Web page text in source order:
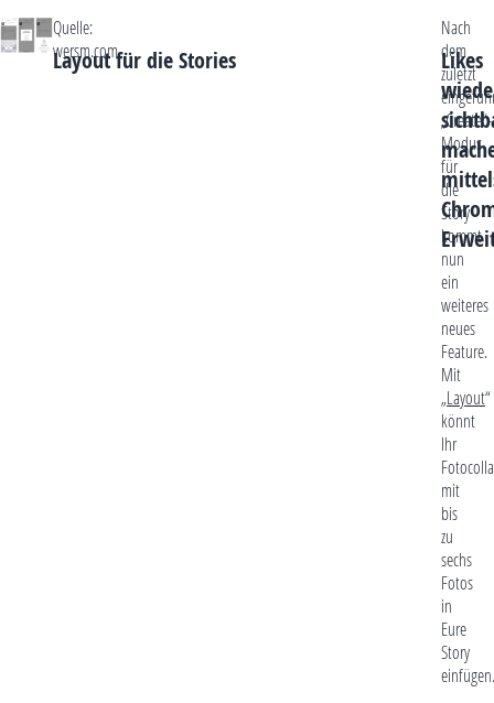
Quelle:
wersm.com
Layout für die Stories
Nach
dem
zuletzt
„Create“-
Modus
für
die
Story
kommt
nun
ein
weiteres
neues
Feature.
Mit
„Layout“
könnt
Ihr
mit
bis
zu
sechs
Fotos
in
Eure
Story
einfügen.
Likes